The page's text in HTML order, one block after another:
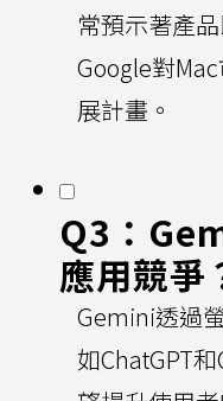
常預示著產
Google對
展計畫。
Q3：
應用競爭
Gemini透過
如ChatGPT